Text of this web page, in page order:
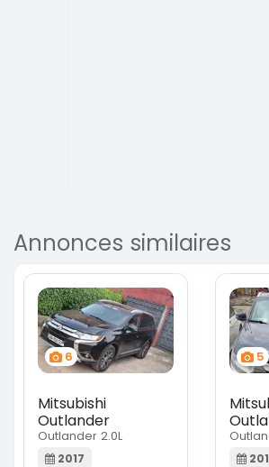
Annonces similaires
6
Mitsubishi
Outlander
Outlander 2.0L
2017
5